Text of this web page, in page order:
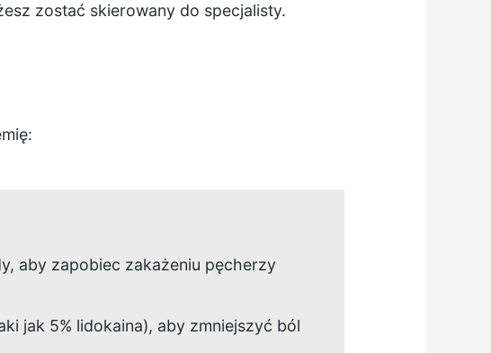
zostać skierowany do specjalisty.
aby zapobiec zakażeniu pęcherzy
jak 5% lidokaina), aby zmniejszyć ból